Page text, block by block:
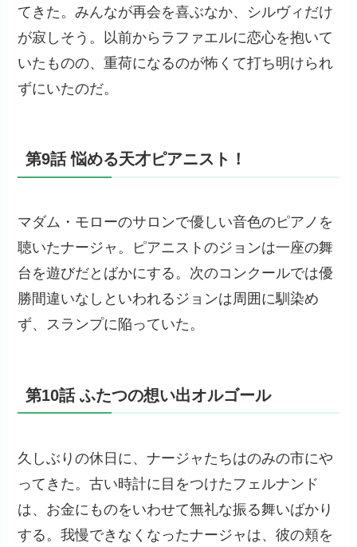
てきた。みんなが再会を喜ぶなか、シルヴィだけ
が寂しそう。以前からラファエルに恋心を抱いて
いたものの、重荷になるのが怖くて打ち明けられ
ずにいたのだ。
第9話 悩める天才ピアニスト！
マダム・モローのサロンで優しい音色のピアノを
聴いたナージャ。ピアニストのジョンは一座の舞
台を遊びだとばかにする。次のコンクールでは優
勝間違いなしといわれるジョンは周囲に馴染め
ず、スランプに陥っていた。
第10話 ふたつの想い出オルゴール
久しぶりの休日に、ナージャたちはのみの市にや
ってきた。古い時計に目をつけたフェルナンド
は、お金にものをいわせて無礼な振る舞いばかり
する。我慢できなくなったナージャは、彼の頬を